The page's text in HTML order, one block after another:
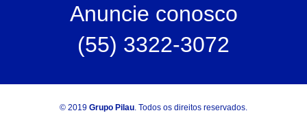
Anuncie conosco
(55) 3322-3072
© 2019 Grupo Pilau . Todos os direitos reservados.